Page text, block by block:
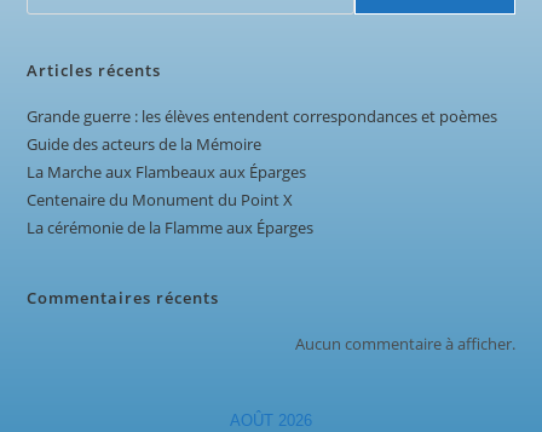
Articles récents
Grande guerre : les élèves entendent correspondances et poèmes
Guide des acteurs de la Mémoire
La Marche aux Flambeaux aux Éparges
Centenaire du Monument du Point X
La cérémonie de la Flamme aux Éparges
Commentaires récents
Aucun commentaire à afficher.
AOÛT 2026